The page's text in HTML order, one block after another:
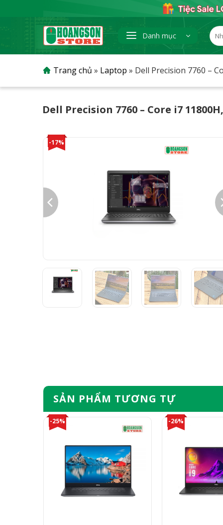
content
Danh mục
Tìm
Trang chủ » Laptop » Dell Precision 7760 –
Dell Precision 7760 – Core i7
-17%
SẢN PHẨM TƯƠNG TỰ
-25% -26%